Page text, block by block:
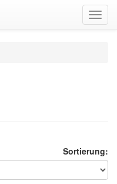
Sortierung: